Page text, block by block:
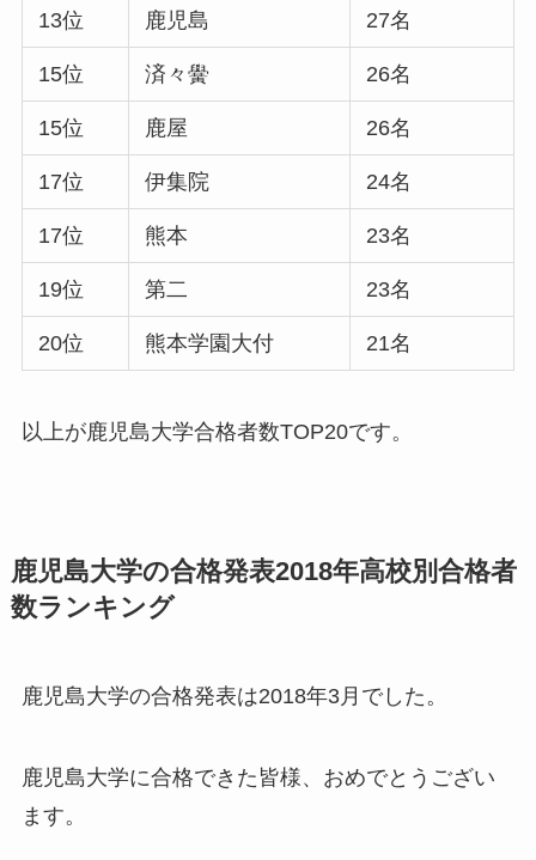
13位 鹿児島 27名
15位 済々黌 26名
15位 鹿屋 26名
17位 伊集院 24名
17位 熊本 23名
19位 第二 23名
20位 熊本学園大付 21名
以上が鹿児島大学合格者数TOP20です。
鹿児島大学の合格発表2018年高校別合格者
数ランキング
鹿児島大学の合格発表は2018年3月でした。
鹿児島大学に合格できた皆様、おめでとうござい
ます。